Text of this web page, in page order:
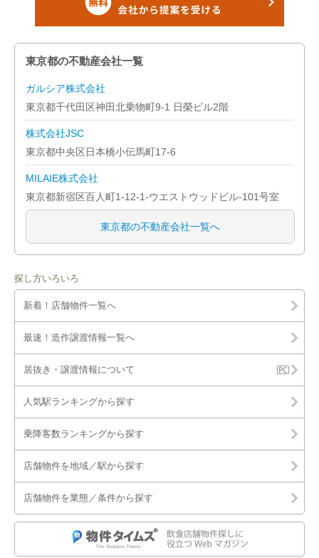
東京都の不動産会社一覧
ガルシア株式会社
東京都千代田区神田北乗物町9-1 日榮ビル2階
株式会社JSC
東京都中央区日本橋小伝馬町17-6
MILAIE株式会社
東京都新宿区百人町1-12-1-ウエストウッドビル-101号室
東京都の不動産会社一覧へ
探し方いろいろ
新着！店舗物件一覧へ
最速！造作譲渡情報一覧へ
居抜き・譲渡情報について
人気駅ランキングから探す
乗降客数ランキングから探す
店舗物件を地域／駅から探す
店舗物件を業態／条件から探す